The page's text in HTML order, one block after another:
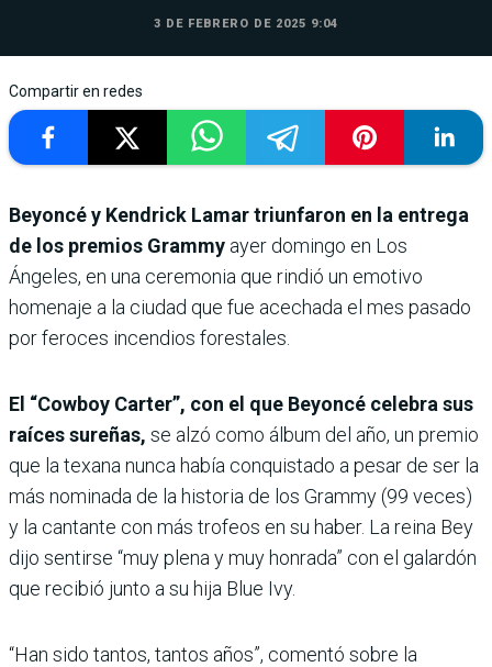
3 DE FEBRERO DE 2025 9:04
Compartir en redes
Beyoncé y Kendrick Lamar triunfaron en la entrega
de los premios Grammy ayer domingo en Los
Ángeles, en una ceremonia que rindió un emotivo
homenaje a la ciudad que fue acechada el mes pasado
por feroces incendios forestales.
El “Cowboy Carter”, con el que Beyoncé celebra sus
raíces sureñas, se alzó como álbum del año, un premio
que la texana nunca había conquistado a pesar de ser la
más nominada de la historia de los Grammy (99 veces)
y la cantante con más trofeos en su haber. La reina Bey
dijo sentirse “muy plena y muy honrada” con el galardón
que recibió junto a su hija Blue Ivy.
“Han sido tantos, tantos años”, comentó sobre la